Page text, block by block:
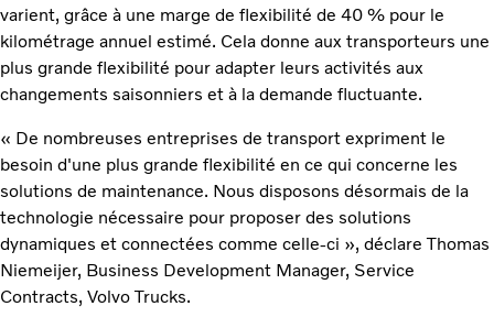
varient, grâce à une marge de flexibilité de 40 % pour le
kilométrage annuel estimé. Cela donne aux transporteurs une
plus grande flexibilité pour adapter leurs activités aux
changements saisonniers et à la demande fluctuante.
« De nombreuses entreprises de transport expriment le
besoin d'une plus grande flexibilité en ce qui concerne les
solutions de maintenance. Nous disposons désormais de la
technologie nécessaire pour proposer des solutions
dynamiques et connectées comme celle-ci », déclare Thomas
Niemeijer, Business Development Manager, Service
Contracts, Volvo Trucks.